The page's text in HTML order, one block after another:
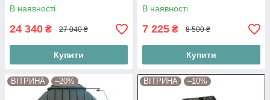
В наявності
24 340 ₴ 27 040 ₴
Купити
В наявності
7 225 ₴ 8 500 ₴
Купити
ВІТРИНА –20% ВІТРИНА –10%